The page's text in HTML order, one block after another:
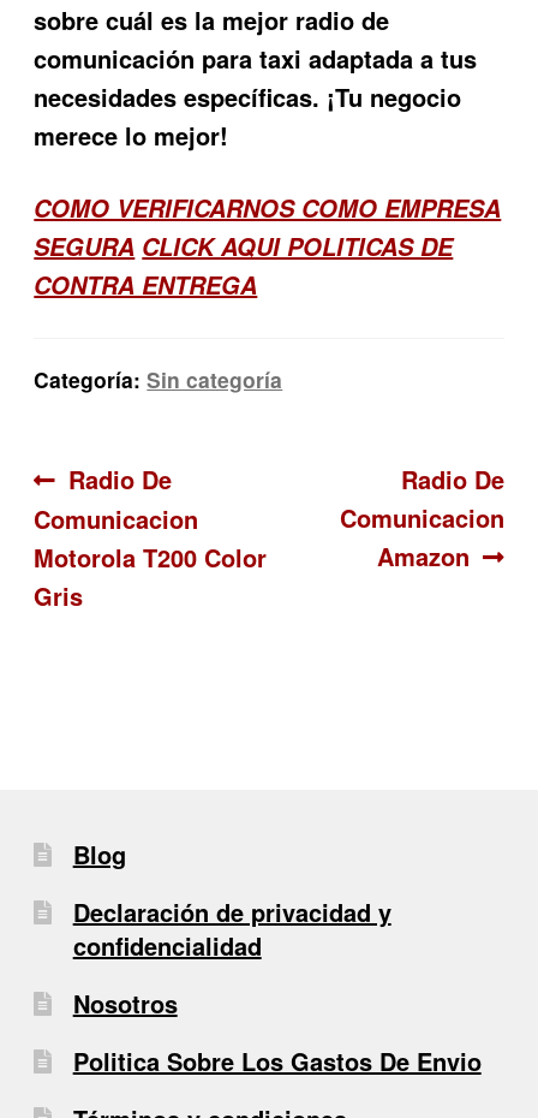
sobre cuál es la mejor radio de
comunicación para taxi adaptada a tus
necesidades específicas. ¡Tu negocio
merece lo mejor!
COMO VERIFICARNOS COMO EMPRESA
SEGURA CLICK AQUI POLITICAS DE
CONTRA ENTREGA
Categoría:Sin categoría
Navegación
de
entradas
Anterior:
Radio De
Comunicacion
Motorola T200 Color
Gris
Siguiente:
Radio De
Comunicacion
Amazon
Blog
Declaración de privacidad y
confidencialidad
Nosotros
Politica Sobre Los Gastos De Envio